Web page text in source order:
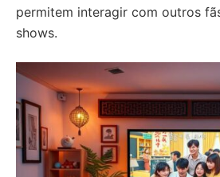
permitem interagir com outros
shows.